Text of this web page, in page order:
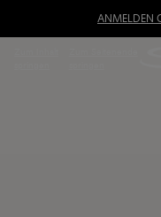
ANMELDEN